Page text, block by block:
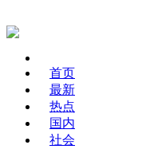
首页
最新
热点
国内
社会